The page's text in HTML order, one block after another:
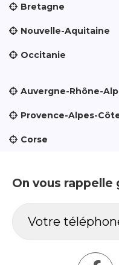
Bretagne
Nouvelle-Aquitaine
Occitanie
Auvergne-Rhône-
Provence-Alpes-
Corse
On vous